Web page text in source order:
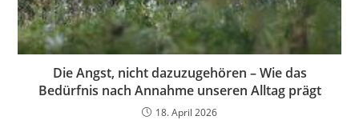
Die Angst, nicht dazuzugehören – Wie das
Bedürfnis nach Annahme unseren Alltag prägt
18. April 2026